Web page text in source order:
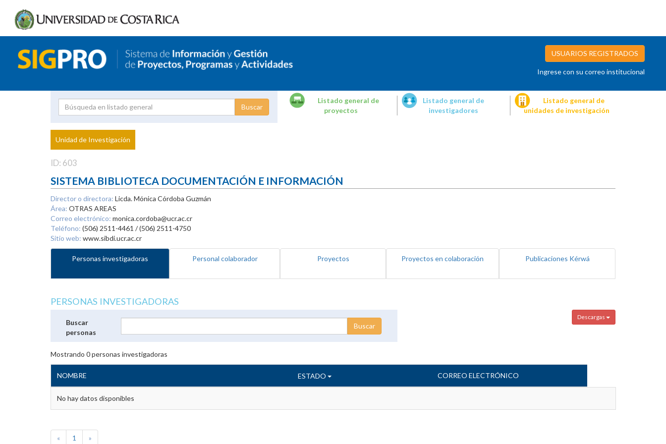
USUARIOS REGISTRADOS
Ingrese con su correo institucional
Proyecto
Investigador
Listado general de
proyectos
Listado general de
investigadores
Listado general de
unidades de investigación
Unidad de Investigación
ID: 603
SISTEMA BIBLIOTECA DOCUMENTACIÓN E INFORMACIÓN
Director o directora: Licda. Mónica Córdoba Guzmán
Área: OTRAS AREAS
Correo electrónico: monica.cordoba@ucr.ac.cr
Teléfono: (506) 2511-4461 / (506) 2511-4750
Sitio web: www.sibdi.ucr.ac.cr
Personas investigadoras Personal colaborador Proyectos Proyectos en colaboración Publicaciones Kérwá
PERSONAS INVESTIGADORAS
Descargas
Buscar
personas
Mostrando 0personas investigadoras
NOMBRE ESTADO CORREO ELECTRÓNICO
No hay datos disponibles
« 1 »